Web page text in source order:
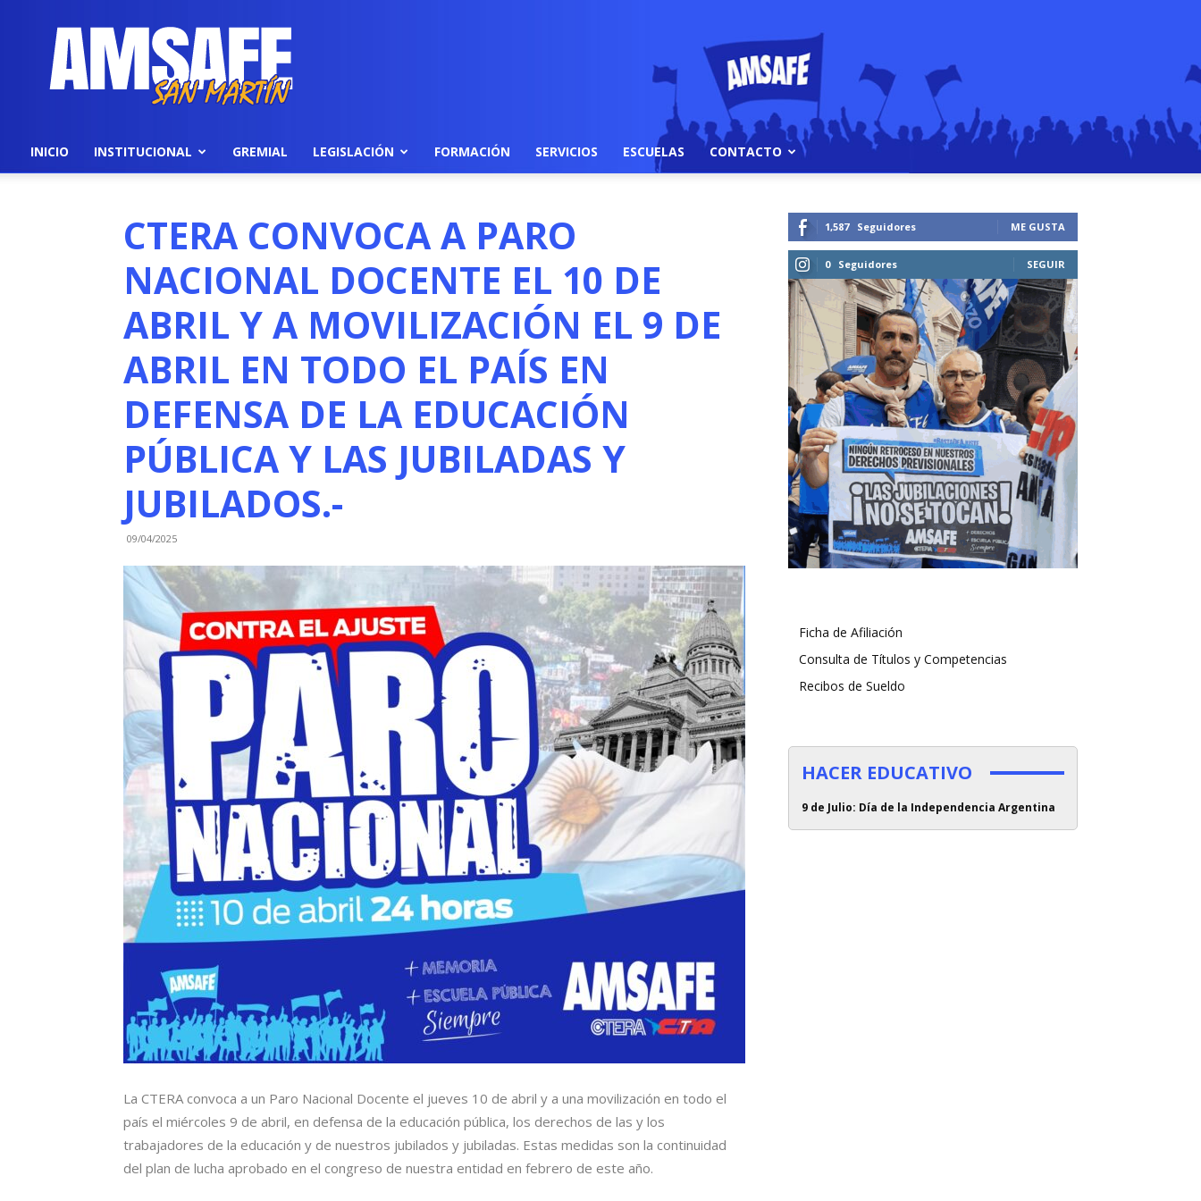
AMSAFE
INICIO INSTITUCIONAL GREMIAL LEGISLACIÓN FORMACIÓN SERVICIOS ESCUELAS CONTACTO
CTERA CONVOCA A PARO
NACIONAL DOCENTE EL 10 DE
ABRIL Y A MOVILIZACIÓN EL 9 DE
ABRIL EN TODO EL PAÍS EN
DEFENSA DE LA EDUCACIÓN
PÚBLICA Y LAS JUBILADAS Y
JUBILADOS.-
09/04/2025
La CTERA convoca a un Paro Nacional Docente el jueves 10 de abril y a una movilización en todo el
país el miércoles 9 de abril, en defensa de la educación pública, los derechos de las y los
trabajadores de la educación y de nuestros jubilados y jubiladas. Estas medidas son la continuidad
del plan de lucha aprobado en el congreso de nuestra entidad en febrero de este año.
1,587 Seguidores ME GUSTA
0 Seguidores SEGUIR
Ficha de Afiliación
Consulta de Títulos y Competencias
Recibos de Sueldo
HACER EDUCATIVO
9 de Julio: Día de la Independencia Argentina